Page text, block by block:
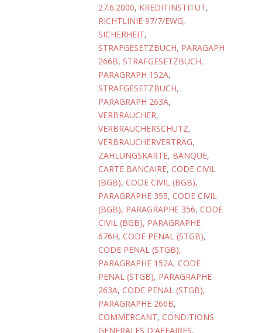
27.6.2000, KREDITINSTITUT,
RICHTLINIE 97/7/EWG,
SICHERHEIT,
STRAFGESETZBUCH, PARAGAPH
266B, STRAFGESETZBUCH,
PARAGRAPH 152A,
STRAFGESETZBUCH,
PARAGRAPH 263A,
VERBRAUCHER,
VERBRAUCHERSCHUTZ,
VERBRAUCHERVERTRAG,
ZAHLUNGSKARTE, BANQUE,
CARTE BANCAIRE, CODE CIVIL
(BGB), CODE CIVIL (BGB),
PARAGRAPHE 355, CODE CIVIL
(BGB), PARAGRAPHE 356, CODE
CIVIL (BGB), PARAGRAPHE
676H, CODE PENAL (STGB),
CODE PENAL (STGB),
PARAGRAPHE 152A, CODE
PENAL (STGB), PARAGRAPHE
263A, CODE PENAL (STGB),
PARAGRAPHE 266B,
COMMERCANT, CONDITIONS
GENERALES D'AFFAIRES,